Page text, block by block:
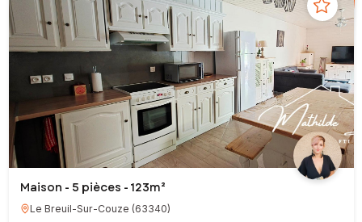
Maison - 5 pièces - 123m²
Le Breuil-Sur-Couze (63340)